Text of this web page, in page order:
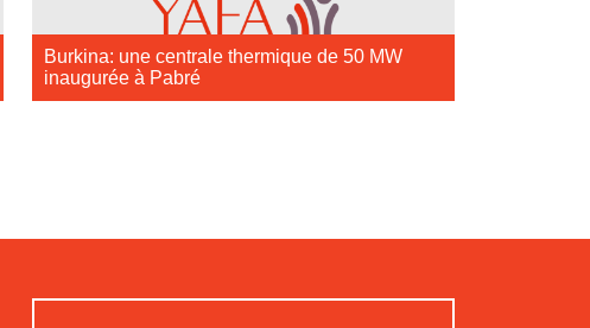
Burkina: une centrale thermique de 50 MW
inaugurée à Pabré